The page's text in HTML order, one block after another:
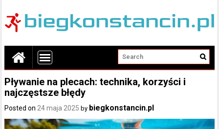
Pływanie na plecach: technika, korzyści i
najczęstsze błędy
Posted on 24 maja 2025 by biegkonstancin.pl